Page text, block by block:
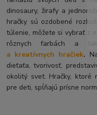
dinosaury, žirafy a
hračky sú ozdobené
túlenie, môžete si vybrať z
rôznych farbách a
a kreatívnych hračiek.
dieťaťa, tvorivosť,
okolitý svet. Hračky, ktoré
pre deti, spĺňajú prísne